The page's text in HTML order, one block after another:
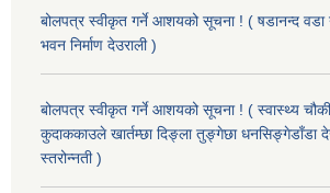
बोलपत्र स्वीकृत गर्ने आशयको सूचना ! ( षडानन्द वडा
भवन निर्माण देउराली )
बोलपत्र स्वीकृत गर्ने आशयको सूचना ! ( स्वास्थ्य चौकी
कुदाककाउले खार्तम्छा दिङ्ला तुङ्गेछा
स्तरोन्नती )